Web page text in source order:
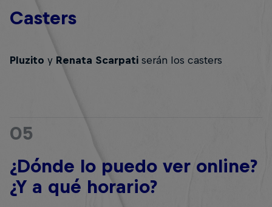
Casters
Pluzito y Renata Scarpati serán los casters
05
¿Dónde lo puedo ver online?
¿Y a qué horario?